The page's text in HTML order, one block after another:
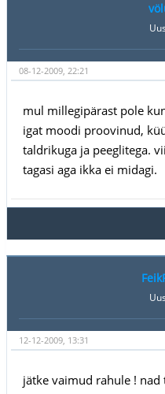
08-12-2009, 22:21
mul millegipärast pole
igat moodi proovinud,
taldrikuga ja peeglitega.
tagasi aga ikka ei midagi.
12-12-2009, 13:31
jätke vaimud rahule ! nad